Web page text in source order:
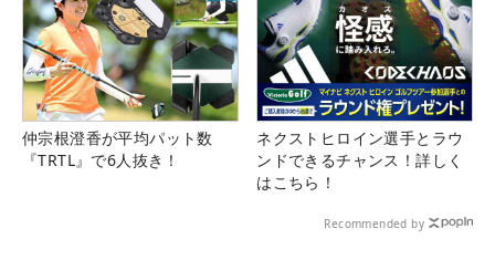
仲宗根澄香が平均パット数
『TRTL』で6人抜き！
ネクストヒロイン選手とラウ
ンドできるチャンス！詳しく
はこちら！
Recommended by